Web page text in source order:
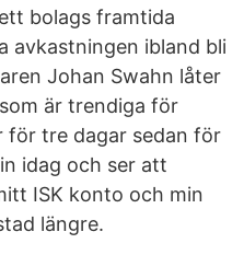
bolags framtida
avkastningen ibland bli
Johan Swahn låter
är trendiga för
för tre dagar sedan för
idag och ser att
ISK konto och min
längre.